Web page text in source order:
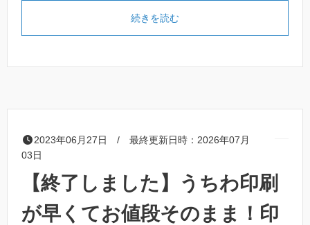
続きを読む「うちわ広告の費用相場と効
2023年06月27日 / 最終更新日時：2026年07月
03日
【終了しました】うちわ印刷
が早くてお値段そのまま！印